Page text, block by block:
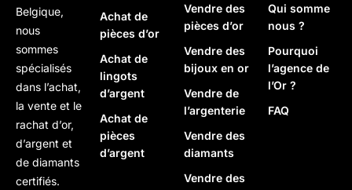
Belgique,
nous
sommes
spécialisés
dans l’achat,
la vente et le
rachat d’or,
d’argent et
de diamants
certifiés.
Achat de
pièces d’or
Achat de
lingots
d’argent
Achat de
pièces
d’argent
Vendre des
pièces d’or
Vendre des
bijoux en or
Vendre de
l’argenterie
Vendre des
diamants
Vendre des
Qui somme
nous ?
Pourquoi
l’agence de
l’Or ?
FAQ